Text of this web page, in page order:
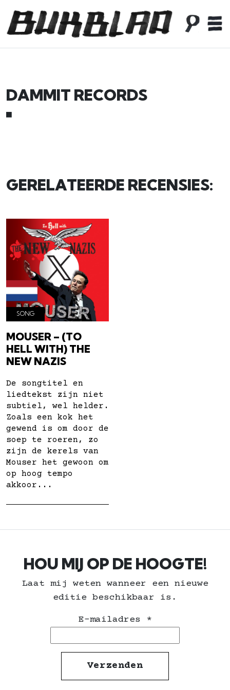
DAMMIT RECORDS
■
GERELATEERDE RECENSIES:
SONG
MOUSER – (TO
HELL WITH) THE
NEW NAZIS
De songtitel en
liedtekst zijn niet
subtiel, wel helder.
Zoals een kok het
gewend is om door de
soep te roeren, zo
zijn de kerels van
Mouser het gewoon om
op hoog tempo
akkoor...
HOU MIJ OP DE HOOGTE!
Laat mij weten wanneer een nieuwe
editie beschikbaar is.
E-mailadres *